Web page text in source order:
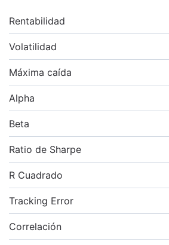
Rentabilidad
Volatilidad
Máxima caída
Alpha
Beta
Ratio de Sharpe
R Cuadrado
Tracking Error
Correlación